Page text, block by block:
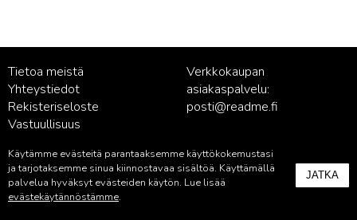
Tietoa meistä
Yhteystiedot
Rekisteriseloste
Vastuullisuus
Verkkokaupan
asiakaspalvelu:
posti@readme.fi
Kustantamon asiakaspalvelu:
palvelu@readme.fi
Käytämme evästeitä parantaaksemme käyttökokemustasi
ja tarjotaksemme sinua kiinnostavaa sisältöä. Käyttämällä
palvelua hyväksyt evästeiden käytön. Lue lisää
evästekäytännöstämme.
JATKA